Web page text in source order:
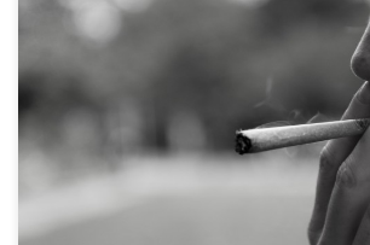
Każdy, kto regularnie pali większe dawki
zauważył, że im więcej i częściej to czyni, tym
jej działanie. Co za tym idzie, potrzebujemy